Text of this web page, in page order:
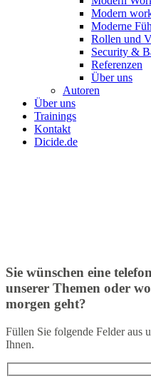
Modern
Moderne
Rollen und
Security &
Referenzen
Über uns
Autoren
Über uns
Trainings
Kontakt
Dicide.de
Sie wünschen eine
unserer Themen oder
morgen geht?
Füllen Sie folgende Felder aus
Ihnen.